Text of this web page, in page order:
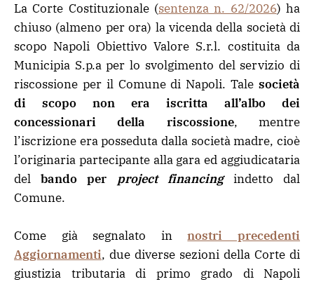
La Corte Costituzionale (sentenza n. 62/2026) ha
chiuso (almeno per ora) la vicenda della società di
scopo Napoli Obiettivo Valore S.r.l. costituita da
Municipia S.p.a per lo svolgimento del servizio di
riscossione per il Comune di Napoli. Tale società
di scopo non era iscritta all’albo dei
concessionari della riscossione, mentre
l’iscrizione era posseduta dalla società madre, cioè
l’originaria partecipante alla gara ed aggiudicataria
delbando per project financing
indetto dal
Comune.
Come già segnalato innostri precedenti
Aggiornamenti, due diverse sezioni della Corte di
giustizia tributaria di primo grado di Napoli